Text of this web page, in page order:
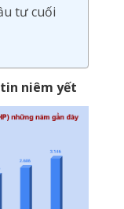
tư cuối
tin niêm yết